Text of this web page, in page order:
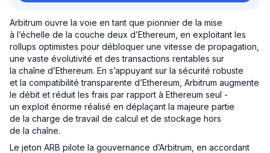
Arbitrum ouvre la voie en tant que pionnier de la mise
à l’échelle de la couche deux d’Ethereum, en exploitant les
rollups optimistes pour débloquer une vitesse de propagation,
une vaste évolutivité et des transactions rentables sur
la chaîne d’Ethereum. En s’appuyant sur la sécurité robuste
et la compatibilité transparente d’Ethereum, Arbitrum augmente
le débit et réduit les frais par rapport à Ethereum seul -
un exploit énorme réalisé en déplaçant la majeure partie
de la charge de travail de calcul et de stockage hors
de la chaîne.
Le jeton ARB pilote la gouvernance d’Arbitrum, en accordant